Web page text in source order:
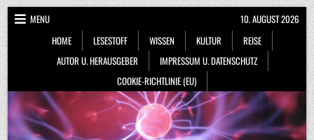
Skip
to
content
MENU
HOME
LESESTOFF WISSEN KULTUR
REISE
AUTOR U. HERAUSGEBER
IMPRESSUM U. DATENSCHUTZ
COOKIE-RICHTLINIE (EU)
10. AUGUST 2026